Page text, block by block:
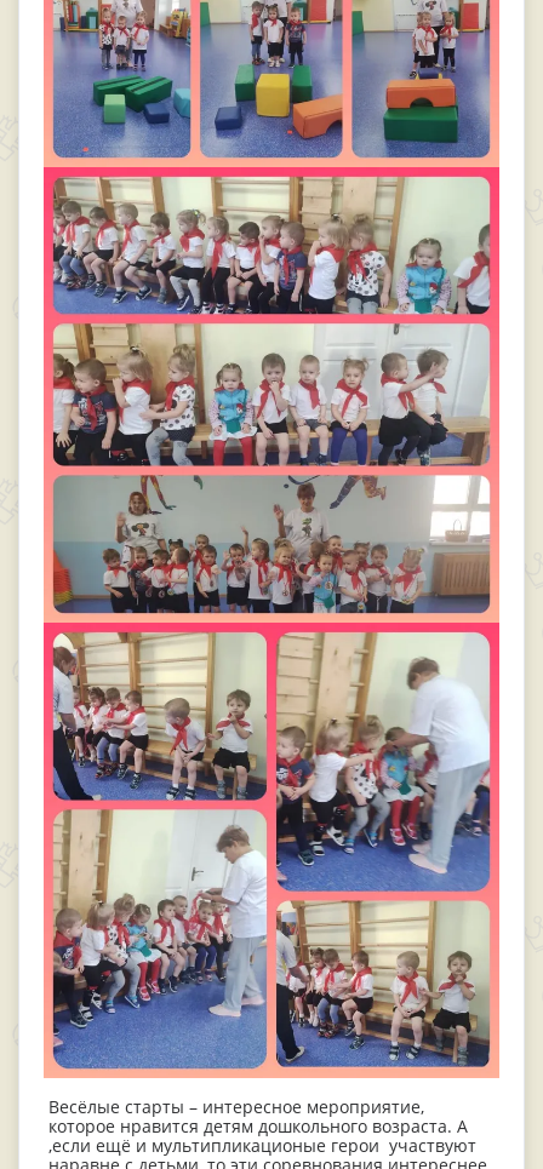
Весёлые старты – интересное мероприятие,
которое нравится детям дошкольного возраста. А
,если ещё и мультипликационые герои участвуют